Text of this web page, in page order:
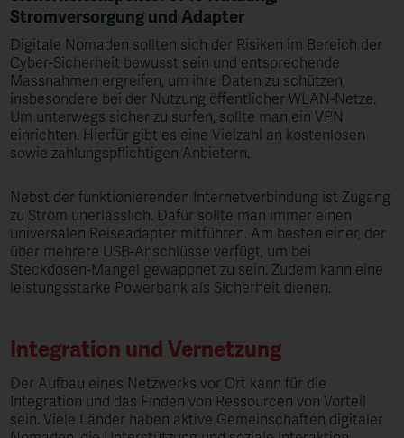
Stromversorgung und Adapter
Digitale Nomaden sollten sich der Risiken im Bereich der
Cyber-Sicherheit bewusst sein und entsprechende
Massnahmen ergreifen, um ihre Daten zu schützen,
insbesondere bei der Nutzung öffentlicher WLAN-Netze.
Um unterwegs sicher zu surfen, sollte man ein VPN
einrichten. Hierfür gibt es eine Vielzahl an kostenlosen
sowie zahlungspflichtigen Anbietern.
Nebst der funktionierenden Internetverbindung ist Zugang
zu Strom unerlässlich. Dafür sollte man immer einen
universalen Reiseadapter mitführen. Am besten einer, der
über mehrere USB-Anschlüsse verfügt, um bei
Steckdosen-Mangel gewappnet zu sein. Zudem kann eine
leistungsstarke Powerbank als Sicherheit dienen.
Integration und Vernetzung
Der Aufbau eines Netzwerks vor Ort kann für die
Integration und das Finden von Ressourcen von Vorteil
sein. Viele Länder haben aktive Gemeinschaften digitaler